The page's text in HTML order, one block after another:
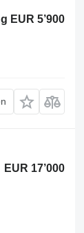
EUR 5’900
EUR 17’000